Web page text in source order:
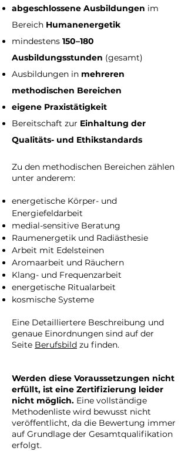
abgeschlossene Ausbildungen im
Bereich Humanenergetik
mindestens 150–180
Ausbildungsstunden (gesamt)
Ausbildungen in mehreren
methodischen Bereichen
eigene Praxistätigkeit
Bereitschaft zur Einhaltung der
Qualitäts- und Ethikstandards
Zu den methodischen Bereichen zählen
unter anderem:
energetische Körper- und
Energiefeldarbeit
medial-sensitive Beratung
Raumenergetik und Radiästhesie
Arbeit mit Edelsteinen
Aromaarbeit und Räuchern
Klang- und Frequenzarbeit
energetische Ritualarbeit
kosmische Systeme
Eine Detailliertere Beschreibung und
genaue Einordnungen sind auf der
Seite Berufsbild zu finden.
Werden diese Voraussetzungen nicht
erfüllt, ist eine Zertifizierung leider
nicht möglich. Eine vollständige
Methodenliste wird bewusst nicht
veröffentlicht, da die Bewertung immer
auf Grundlage der Gesamtqualifikation
erfolgt.